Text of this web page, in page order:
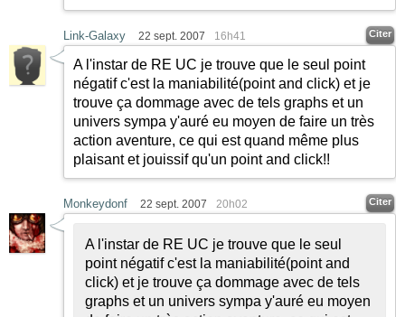
Link-Galaxy 22 sept. 2007 16h41 Citer
A l'instar de RE UC je trouve que le seul point
négatif c'est la maniabilité(point and click) et je
trouve ça dommage avec de tels graphs et un
univers sympa y'auré eu moyen de faire un très
action aventure, ce qui est quand même plus
plaisant et jouissif qu'un point and click!!
Monkeydonf 22 sept. 2007 20h02 Citer
A l'instar de RE UC je trouve que le seul
point négatif c'est la maniabilité(point and
click) et je trouve ça dommage avec de tels
graphs et un univers sympa y'auré eu moyen